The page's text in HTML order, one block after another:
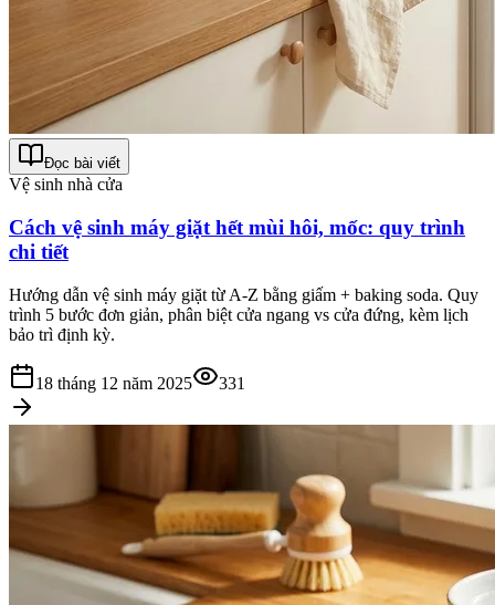
Đọc bài viết
Vệ sinh nhà cửa
Cách vệ sinh máy giặt hết mùi hôi, mốc: quy trình
chi tiết
Hướng dẫn vệ sinh máy giặt từ A-Z bằng giấm + baking soda. Quy
trình 5 bước đơn giản, phân biệt cửa ngang vs cửa đứng, kèm lịch
bảo trì định kỳ.
18 tháng 12 năm 2025 331